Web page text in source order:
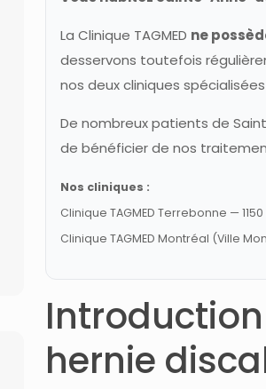
La Clinique TAGMED ne
desservons toutefois
nos deux cliniques
De nombreux patients de
de bénéficier de nos
Nos cliniques :
Clinique TAGMED Terrebonne —
Clinique TAGMED Montréal (Ville
hernie